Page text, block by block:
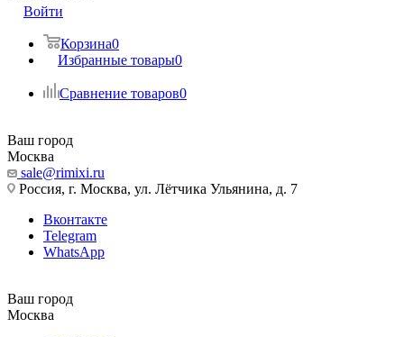
Войти
Корзина0
Избранные товары0
Сравнение товаров0
Ваш город
Москва
sale@rimixi.ru
Россия, г. Москва, ул. Лётчика Ульянина, д. 7
Вконтакте
Telegram
WhatsApp
Ваш город
Москва